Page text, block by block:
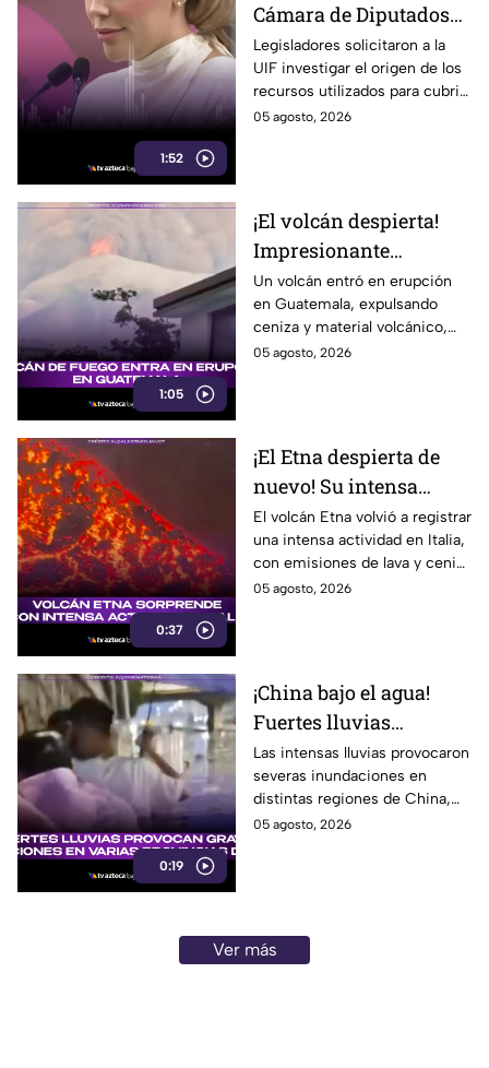
1:52
Cámara de Diputados
pagos por más de 300
mil dólares realizados
a despachos en EE. UU.
Legisladores solicitaron a la
UIF investigar el origen de los
recursos utilizados para cubrir
pagos por más de 300 mil
05 agosto, 2026
1:05
¡El volcán despierta!
Impresionante
erupción sorprende en
Guatemala
Un volcán entró en erupción
en Guatemala, expulsando
ceniza y material volcánico,
mientras autoridades
05 agosto, 2026
0:37
¡El Etna despierta de
nuevo! Su intensa
actividad sorprende en
Italia
El volcán Etna volvió a registrar
una intensa actividad en Italia,
con emisiones de lava y ceniza
que llamaron la atención de
05 agosto, 2026
0:19
¡China bajo el agua!
Fuertes lluvias
provocan
inundaciones en varias
regiones
Las intensas lluvias provocaron
severas inundaciones en
distintas regiones de China,
afectando calles, viviendas y la
05 agosto, 2026
Ver más